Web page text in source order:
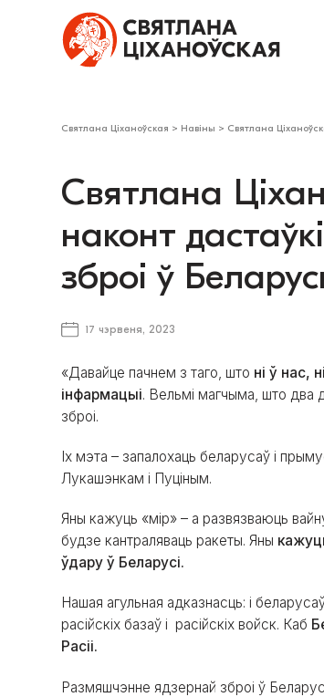
Святлана Ціханоўская > Навіны > Святлана
Святлана
наконт
зброі ў
17 чэрвеня, 2023
«Давайце пачнем з таго, што ні ў нас,
інфармацыі. Вельмі магчыма, што два
зброі.
Іх мэта – запалохаць беларусаў i
Лукашэнкам і Пуціным.
Яны кажуць «мір» – а развязваюць
будзе кантраляваць ракеты. Яны
ўдару ў Беларусі.
Нашая агульная адказнасць: і
расійскіх базаў і расійскіх войск. Каб
Расіі.
Размяшчэнне ядзернай зброі ў